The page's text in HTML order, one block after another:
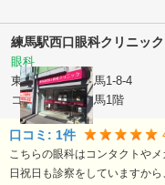
練馬駅西口眼科クリニック
眼科
東京都練馬区練馬1-8-4
コンフォート練馬1階
口コミ: 1件
こちらの眼科はコンタクトや
日祝日も診察をしていますから